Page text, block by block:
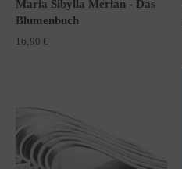
Maria Sibylla Merian - Das
Blumenbuch
16,90€